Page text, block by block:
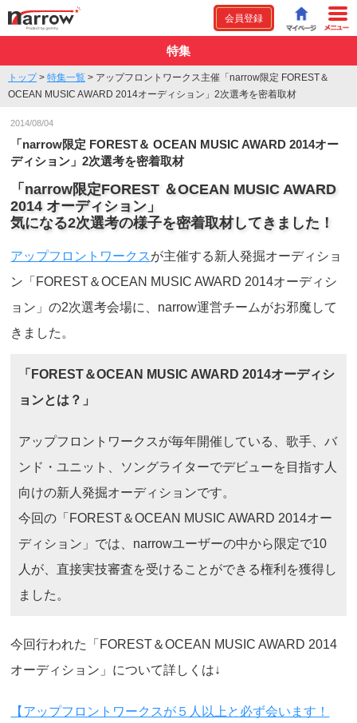
会員登録
特集
トップ> 特集一覧 > アップフロントワークス主催「narrow限定 FOREST＆
OCEAN MUSIC AWARD 2014オーディション」2次選考を密着取材
2014/08/04
「narrow限定 FOREST＆ OCEAN MUSIC AWARD 2014オー
ディション」2次選考を密着取材
「narrow限定FOREST ＆OCEAN MUSIC AWARD
2014 オーディション」
気になる2次選考の様子を密着取材してきました！
アップフロントワークスが主催する新人発掘オーディショ
ン「FOREST＆OCEAN MUSIC AWARD 2014オーディシ
ョン」の2次選考会場に、narrow運営チームがお邪魔して
きました。
「FOREST＆OCEAN MUSIC AWARD 2014オーディシ
ョンとは？」
アップフロントワークスが毎年開催している、歌手、バ
ンド・ユニット、ソングライターでデビューを目指す人
向けの新人発掘オーディションです。
今回の「FOREST＆OCEAN MUSIC AWARD 2014オー
ディション」では、narrowユーザーの中から限定で10
人が、直接実技審査を受けることができる権利を獲得し
ました。
今回行われた「FOREST＆OCEAN MUSIC AWARD 2014
オーディション」について詳しくは↓
【アップフロントワークスが５人以上と必ず会います！